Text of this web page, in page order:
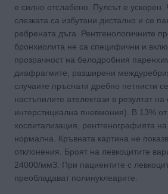
е силно отслабено. Пулсът е ускорен.
слезката са избутани дистално и се
ребрената дъга. Рентгенологичните
бронхиолита не са специфични и
прозрачност на белодробния
диафрагмите, разширени
случаите пръснати дребно петнисти
настъпилите ателектази в резултат
интерстициална пневмония). В 13%
хоспитализация, рентгенографията
нормална. Кръвната картина не
отклонения. Броят на левкоцитите
24000/ммЗ. При пациентите с
преобладават полинуклеарите.